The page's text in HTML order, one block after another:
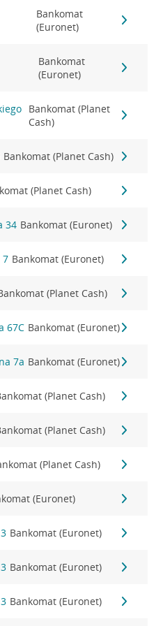
Bankomat
(Euronet)
Bankomat
(Euronet)
Bankomat (Planet
Cash)
Bankomat (Planet Cash)
(Planet Cash)
34 Bankomat (Euronet)
7 Bankomat (Euronet)
(Planet Cash)
67C Bankomat (Euronet)
7a Bankomat (Euronet)
(Planet Cash)
(Planet Cash)
(Planet Cash)
(Euronet)
Bankomat (Euronet)
Bankomat (Euronet)
Bankomat (Euronet)